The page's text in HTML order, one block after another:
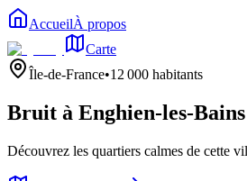
AccueilÀ propos
Carte
Île-de-France•12 000 habitants
Bruit à Enghien-les-Bains
Découvrez les quartiers calmes de cette